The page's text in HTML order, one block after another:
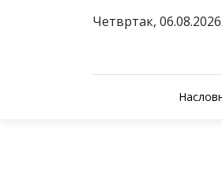
Четвртак, 06.08.2026.